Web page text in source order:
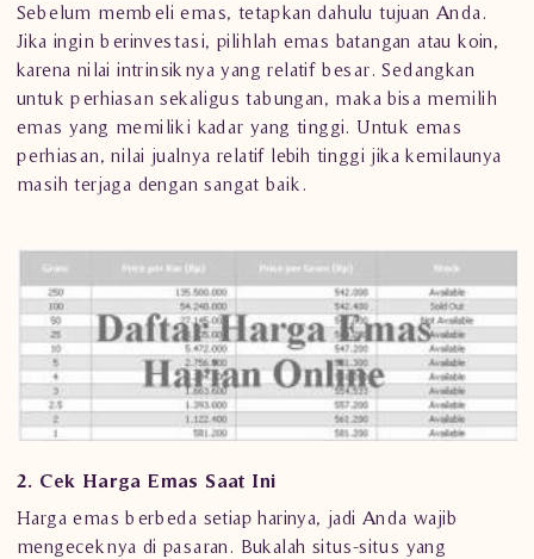
Sebelum membeli emas, tetapkan dahulu tujuan Anda.
Jika ingin berinvestasi, pilihlah emas batangan atau koin,
karena nilai intrinsiknya yang relatif besar. Sedangkan
untukperhiasansekaligus tabungan, maka bisa memilih
emas yang memiliki kadar yang tinggi. Untuk emas
perhiasan, nilai jualnya relatif lebih tinggi jika kemilaunya
masih terjaga dengan sangat baik.
2. Cek Harga Emas Saat Ini
Harga emas berbeda setiap harinya, jadi Anda wajib
mengeceknya di pasaran. Bukalah situs-situs yang